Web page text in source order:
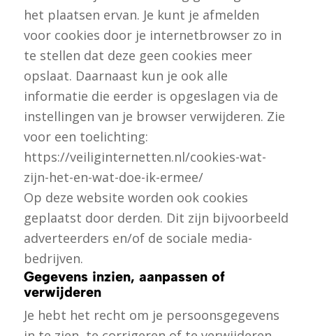
het plaatsen ervan. Je kunt je afmelden
voor cookies door je internetbrowser zo in
te stellen dat deze geen cookies meer
opslaat. Daarnaast kun je ook alle
informatie die eerder is opgeslagen via de
instellingen van je browser verwijderen. Zie
voor een toelichting:
https://veiliginternetten.nl/cookies-wat-
zijn-het-en-wat-doe-ik-ermee/
Op deze website worden ook cookies
geplaatst door derden. Dit zijn bijvoorbeeld
adverteerders en/of de sociale media-
bedrijven.
Gegevens inzien, aanpassen of
verwijderen
Je hebt het recht om je persoonsgegevens